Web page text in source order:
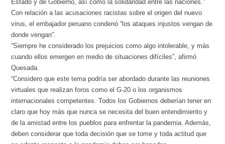
Estado y de Gobierno, así como la solidaridad entre las naciones.”
Con relación a las acusaciones racistas sobre el origen del nuevo
virus, el embajador peruano condenó “los ataques injustos vengan de
donde vengan”.
“Siempre he considerado los prejuicios como algo intolerable, y más
cuando ellos emergen en medio de situaciones difíciles”, afirmó
Quesada.
“Considero que este tema podría ser abordado durante las reuniones
virtuales que realizan foros como el G-20 o los organismos
internacionales competentes. Todos los Gobiernos deberían tener en
claro que hoy más que nunca se necesita del buen entendimiento y
de la amistad entre los pueblos para enfrentar la pandemia. Además,
deben considerar que toda decisión que se tome y toda actitud que